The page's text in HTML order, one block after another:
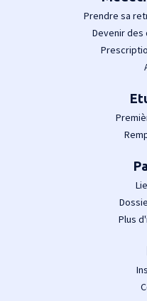
Prendre sa
Devenir des
Plus